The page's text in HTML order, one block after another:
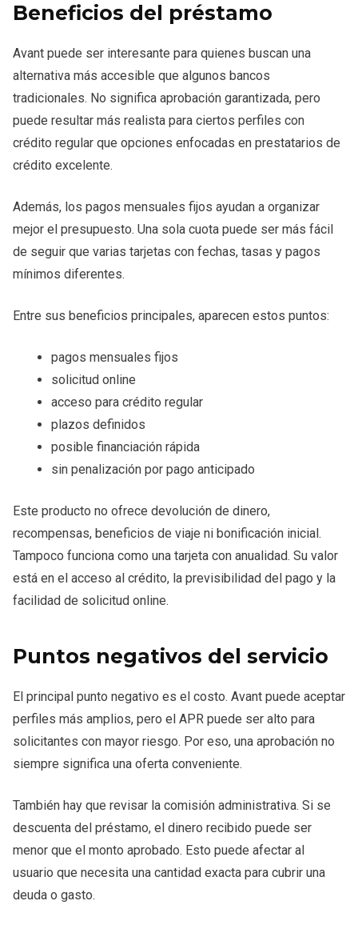
Beneficios del préstamo
Avant puede ser interesante para quienes buscan una
alternativa más accesible que algunos bancos
tradicionales. No significa aprobación garantizada, pero
puede resultar más realista para ciertos perfiles con
crédito regular que opciones enfocadas en prestatarios de
crédito excelente.
Además, los pagos mensuales fijos ayudan a organizar
mejor el presupuesto. Una sola cuota puede ser más fácil
de seguir que varias tarjetas con fechas, tasas y pagos
mínimos diferentes.
Entre sus beneficios principales, aparecen estos puntos:
pagos mensuales fijos
solicitud online
acceso para crédito regular
plazos definidos
posible financiación rápida
sin penalización por pago anticipado
Este producto no ofrece devolución de dinero,
recompensas, beneficios de viaje ni bonificación inicial.
Tampoco funciona como una tarjeta con anualidad. Su valor
está en el acceso al crédito, la previsibilidad del pago y la
facilidad de solicitud online.
Puntos negativos del servicio
El principal punto negativo es el costo. Avant puede aceptar
perfiles más amplios, pero el APR puede ser alto para
solicitantes con mayor riesgo. Por eso, una aprobación no
siempre significa una oferta conveniente.
También hay que revisar la comisión administrativa. Si se
descuenta del préstamo, el dinero recibido puede ser
menor que el monto aprobado. Esto puede afectar al
usuario que necesita una cantidad exacta para cubrir una
deuda o gasto.